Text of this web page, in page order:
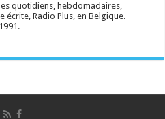
quotidiens, hebdomadaires,
écrite, Radio Plus, en Belgique.